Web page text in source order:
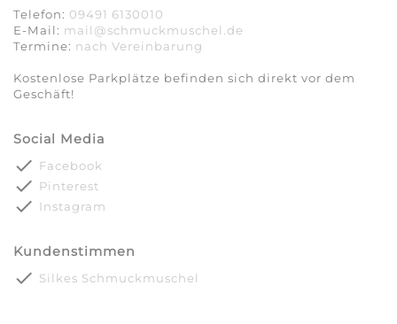
Telefon: 09491 6130010
E-Mail: mail@schmuckmuschel.de
Termine: nach Vereinbarung​​​​​​​
Kostenlose Parkplätze befinden sich direkt vor dem
Geschäft!
Social Media
done Facebook
done Pinterest
done Instagram
Kundenstimmen
done Silkes Schmuckmuschel